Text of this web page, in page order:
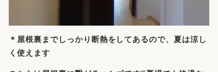
＊屋根裏までしっかり断熱をしてあるので、夏は涼し
く使えます